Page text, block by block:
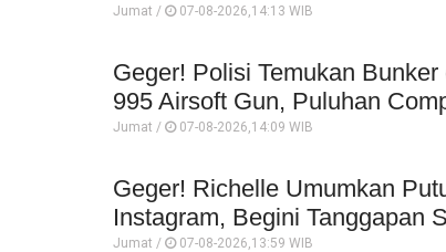
Jumat / 07-08-2026,14:13 WIB
Geger! Polisi Temukan
995 Airsoft Gun, Puluhan
Jumat / 07-08-2026,14:09 WIB
Geger! Richelle Umumkan
Instagram, Begini Tanggapan
Jumat / 07-08-2026,13:59 WIB